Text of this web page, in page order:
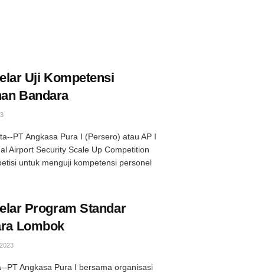
Uji Kompetensi
Bandara
PT Angkasa Pura I (Persero) atau AP I
Airport Security Scale Up Competition
untuk menguji kompetensi personel
Program Standar
Lombok
PT Angkasa Pura I bersama organisasi